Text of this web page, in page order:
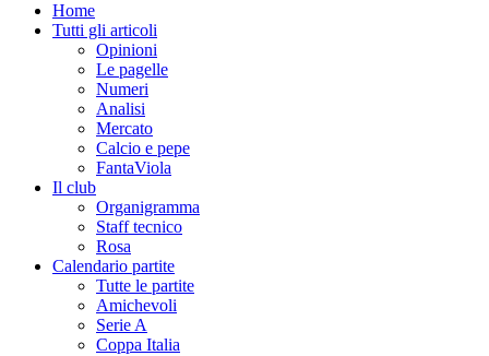
Home
Tutti gli articoli
Opinioni
Le pagelle
Numeri
Analisi
Mercato
Calcio e pepe
FantaViola
Il club
Organigramma
Staff tecnico
Rosa
Calendario partite
Tutte le partite
Amichevoli
Serie A
Coppa Italia